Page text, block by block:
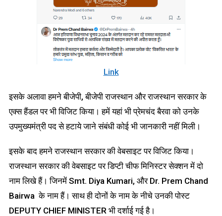
Link
इसके अलावा हमने बीजेपी, बीजेपी राजस्थान और राजस्थान सरकार के
एक्स हैंडल पर भी विजिट किया। हमें यहां भी प्रेमचंद बैरवा को उनके
उपमुख्यमंत्री पद से हटाये जाने संबंधी कोई भी जानकारी नहीं मिली।
इसके बाद हमने राजस्थान सरकार की वेबसाइट पर विजिट किया।
राजस्थान सरकार की वेबसाइट पर डिप्टी चीफ मिनिस्टर सेक्शन में दो
नाम लिखे हैं। जिनमें Smt. Diya Kumari, और Dr. Prem Chand
Bairwa के नाम हैं। साथ ही दोनों के नाम के नीचे उनकी पोस्ट
DEPUTY CHIEF MINISTER भी दर्शाई गई है।